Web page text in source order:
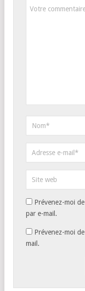
Prévenez-moi
par e-mail.
Prévenez-moi
mail.